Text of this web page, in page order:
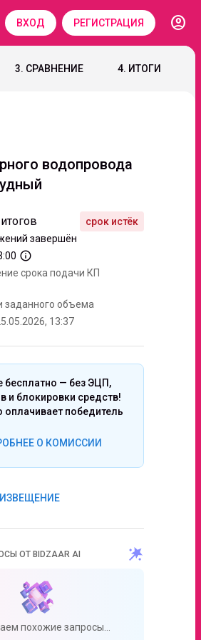
ВХОД РЕГИСТРАЦИЯ
account_circle
3. СРАВНЕНИЕ 4. ИТОГИ
водопровода
завершён
info_outline
срока подачи КП
заданного объема
13:37
бесплатно — без ЭЦП,
и блокировки средств!
победитель
О КОМИССИИ
ОТ BIDZAAR AI
похожие запросы...